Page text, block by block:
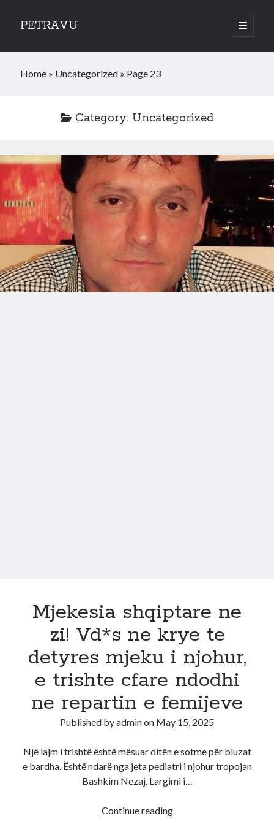
PETRAVU
open
primary
Sidebar
Bank
Home » Uncategorized » Page 23
Category: Uncategorized
Mjekesia shqiptare ne
zi! Vd*s ne krye te
detyres mjeku i njohur,
e trishte cfare ndodhi
ne repartin e femijeve
Published byadminon May 15, 2025
Një lajm i trishtë është mësuar ditën e sotme për bluzat
e bardha. Është ndarë nga jeta pediatri i njohur tropojan
Bashkim Nezaj. Largimi i…
Continue readingMjekesia